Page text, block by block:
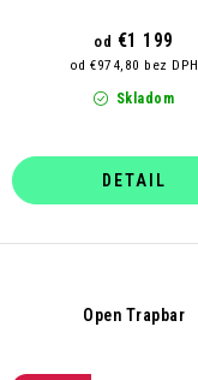
Skladom
od €974,80 bez DPH
od €1 199
DETAIL
Open Trapbar